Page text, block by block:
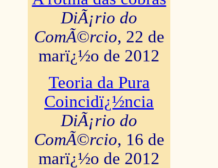
DiÃ¡rio do
ComÃ©rcio, 22 de
marï¿½o de 2012
Teoria da Pura
Coincidï¿½ncia
DiÃ¡rio do
ComÃ©rcio, 16 de
marï¿½o de 2012